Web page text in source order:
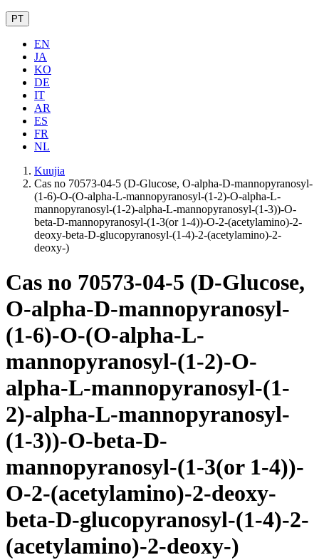
PT
EN
JA
KO
DE
IT
AR
ES
FR
NL
Kuujia
Cas no 70573-04-5 (D-Glucose, O-alpha-D-mannopyranosyl-
(1-6)-O-(O-alpha-L-mannopyranosyl-(1-2)-O-alpha-L-
mannopyranosyl-(1-2)-alpha-L-mannopyranosyl-(1-3))-O-
beta-D-mannopyranosyl-(1-3(or 1-4))-O-2-(acetylamino)-2-
deoxy-beta-D-glucopyranosyl-(1-4)-2-(acetylamino)-2-
deoxy-)
Cas no 70573-04-5 (D-Glucose,
O-alpha-D-mannopyranosyl-
(1-6)-O-(O-alpha-L-
mannopyranosyl-(1-2)-O-
alpha-L-mannopyranosyl-(1-
2)-alpha-L-mannopyranosyl-
(1-3))-O-beta-D-
mannopyranosyl-(1-3(or 1-4))-
O-2-(acetylamino)-2-deoxy-
beta-D-glucopyranosyl-(1-4)-2-
(acetylamino)-2-deoxy-)